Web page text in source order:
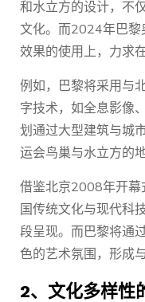
和水立方的设计，不
文化。而2024年巴黎
效果的使用上，力求
例如，巴黎将采用与
字技术，如全息影像
划通过大型建筑与城
运会鸟巢与水立方的
借鉴北京2008年开幕
国传统文化与现代科
段呈现。而巴黎将通
色的艺术氛围，形成
2、文化多样性